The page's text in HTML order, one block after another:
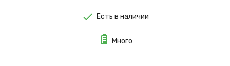
Есть в наличии
Много